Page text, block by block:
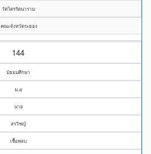
วัดไตรรัตนาราม
คณะจังหวัดระยอง
144
มัธยมศึกษา
ม.๔
นาย
สรวิชญ์
เชื้อพลบ